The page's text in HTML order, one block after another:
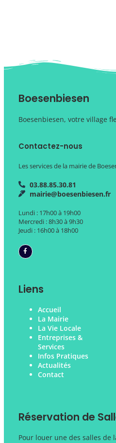
Boesenbiesen
Boesenbiesen, votre village
Contactez-nous
Les services de la mairie de
03.88.85.30.81
mairie@boesenbiesen.fr
Lundi : 17h00 à 19h00
Mercredi : 8h30 à 9h30
Jeudi : 16h00 à 18h00
Liens
Accueil
La Mairie
La Vie Locale
Entreprises &
Services
Infos Pratiques
Actualités
Contact
Réservation de
Pour louer une des salles de